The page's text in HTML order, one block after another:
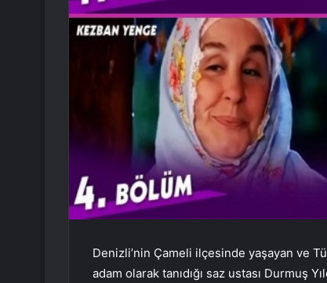
Denizli’nin Çameli ilçesinde yaşayan ve
adam olarak tanıdığı saz ustası Durmuş